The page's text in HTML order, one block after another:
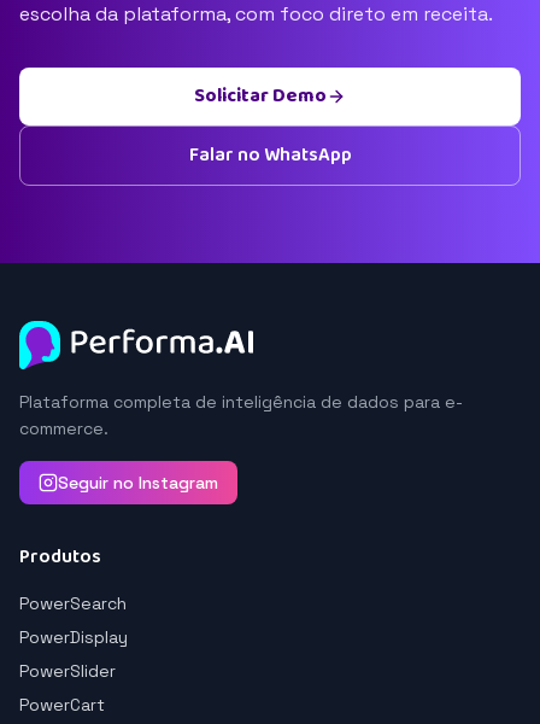
escolha da plataforma, com foco direto em receita.
Solicitar Demo
Falar no WhatsApp
Plataforma completa de inteligência de dados para e-
commerce.
Seguir no Instagram
Produtos
PowerSearch
PowerDisplay
PowerSlider
PowerCart